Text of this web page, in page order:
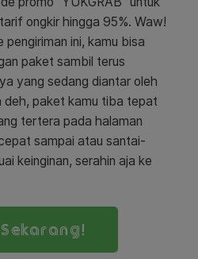
ongkir hingga 95%. Waw!
ini, kamu bisa
paket sambil terus
yang sedang diantar oleh
deh, paket kamu tiba tepat
tertera pada halaman
sampai atau santai-
keinginan, serahin aja ke